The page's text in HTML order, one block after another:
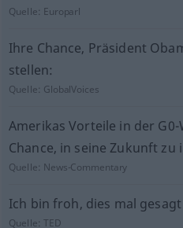
Quelle: Europarl
Ihre Chance, Präsident
stellen:
Quelle: GlobalVoices
Amerikas Vorteile in der
Chance, in seine Zukunft zu
Quelle: News-Commentary
Ich bin froh, dies mal
Quelle:TED